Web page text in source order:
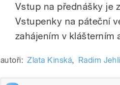
Vstup na přednášky je
Vstupenky na páteční
zahájením v klášterním
autoři: Zlata Kinská, Radim